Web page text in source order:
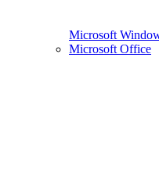
Microsoft
Microsoft Office